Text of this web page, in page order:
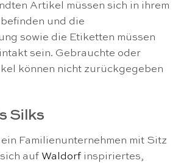
Artikel müssen sich in ihrem
und die
sowie die Etiketten müssen
sein. Gebrauchte oder
können nicht zurückgegeben
Silks
ein Familienunternehmen mit Sitz
auf Waldorf inspiriertes,